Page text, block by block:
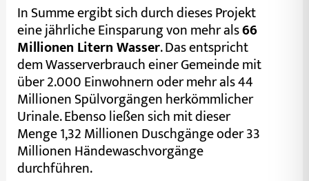
In Summe ergibt sich durch dieses Projekt
eine jährliche Einsparung von mehr als66
Millionen Litern Wasser. Das entspricht
dem Wasserverbrauch einer Gemeinde mit
über 2.000 Einwohnern oder mehr als 44
Millionen Spülvorgängen herkömmlicher
Urinale. Ebenso ließen sich mit dieser
Menge 1,32 Millionen Duschgänge oder 33
Millionen Händewaschvorgänge
durchführen.